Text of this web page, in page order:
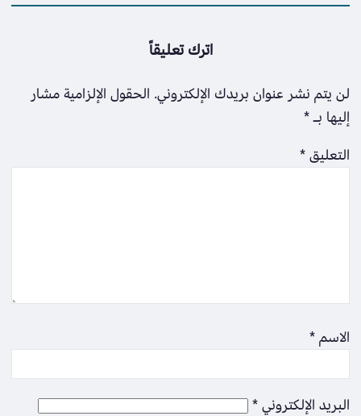
اترك تعليقاً
لن يتم نشر عنوان بريدك الإلكتروني. الحقول الإلزامية مشار
إليها بـ*
التعليق*
الاسم*
البريد الإلكتروني*